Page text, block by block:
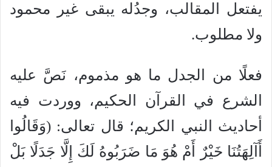
يفتعل المقالب، وجدُله يبقى غير محمود
ولا مطلوب.
فعلًا من الجدل ما هو مذموم، نَصَّ عليه
الشرع في القرآن الحكيم، ووردت فيه
أحاديث النبي الكريم؛ قال تعالى: (وَقَالُوا
أَآلِهَتُنَا خَيْرٌ أَمْ هُوَ مَا ضَرَبُوهُ لَكَ إِلَّا جَدَلًا بَلْ